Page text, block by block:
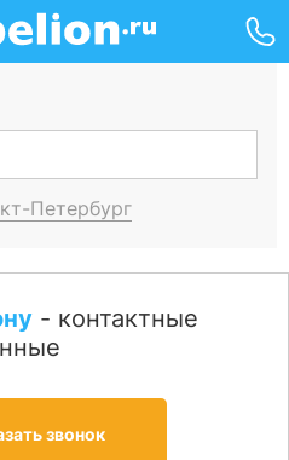
Петербург
- контактные
звонок